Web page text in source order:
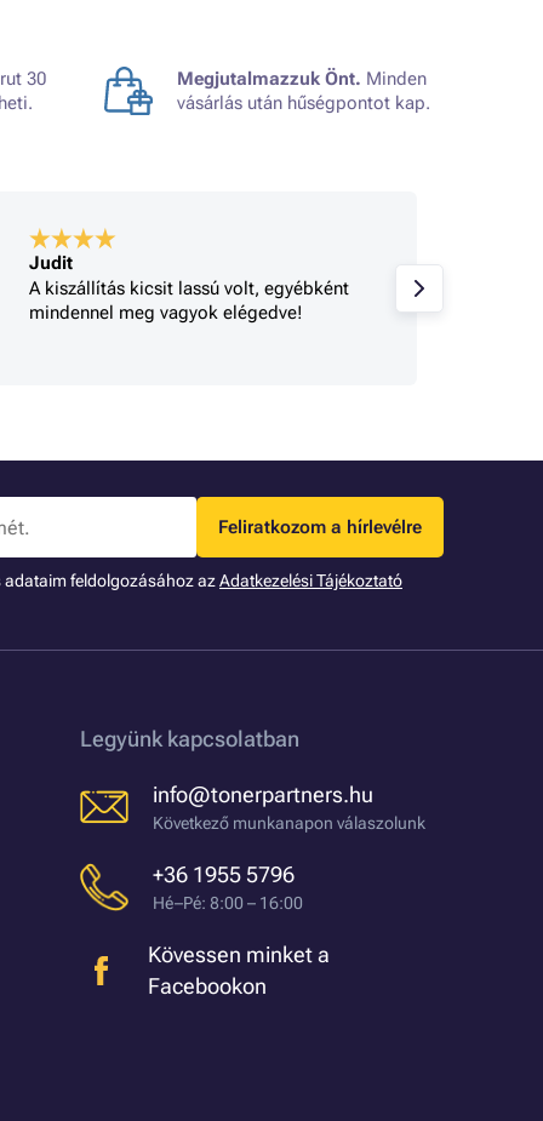
30
Megjutalmazzuk Önt. Minden
vásárlás után hűségpontot kap.
Judit
A kiszállítás kicsit lassú volt, egyébként
mindennel meg vagyok elégedve!
Feliratkozom a hírlevélre
adataim feldolgozásához azAdatkezelési Tájékoztató
Legyünk kapcsolatban
info@tonerpartners.hu
Következő munkanapon válaszolunk
+36 1955 5796
Hé–Pé: 8:00 – 16:00
Kövessen minket a
Facebookon